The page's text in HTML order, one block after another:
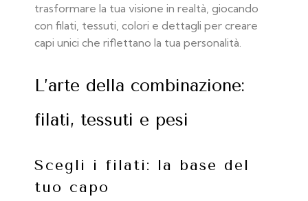
trasformare la tua visione in realtà, giocando
con filati, tessuti, colori e dettagli per creare
capi unici che riflettano la tua personalità.
L’arte della combinazione:
filati, tessuti e pesi
Scegli i filati: la base del
tuo capo